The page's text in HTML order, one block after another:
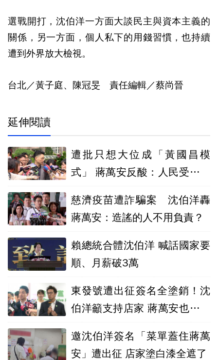
選戰開打，沈伯洋一方面大談民主與資本主義的
關係，另一方面，個人私下的用錢習慣，也持續
遭到外界放大檢視。
台北／黃子庭、陳冠旻 責任編輯／蔡尚晉
延伸閱讀
遭批只想大位成「黃國昌模
式」 蔣萬安反酸：人民受不了
慈濟疫苗遭詐騙案 沈伯洋轟
蔣萬安：造謠的人不用負責？
賴總統合體沈伯洋 喊話國家要
順、月薪破3萬
東發號遭出征簽名全塗銷！沈
伯洋籲支持店家 蔣萬安也回應
邀沈伯洋簽名「菜單蓋住蔣萬
安」遭出征 店家塗白漆全遮了